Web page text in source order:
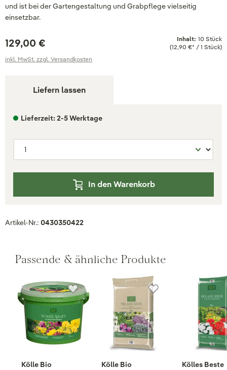
und ist bei der Gartengestaltung und Grabpflege vielseitig
einsetzbar.
129,00 € Inhalt: 10 Stück
(12,90 €* / 1 Stück)
inkl. MwSt. zzgl. Versandkosten
Liefern lassen
Lieferzeit: 2-5 Werktage
In den Warenkorb
Artikel-Nr.: 0430350422
Passende & ähnliche Produkte
Kölle Bio
Kölle Bio
Kölles Beste